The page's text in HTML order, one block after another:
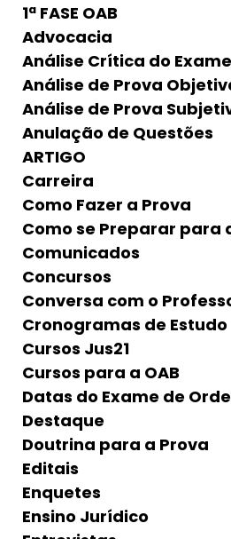
1ª FASE OAB
Advocacia
Análise Crítica do Exame
Análise de Prova
Análise de Prova
Anulação de Questões
ARTIGO
Carreira
Como Fazer a Prova
Como se Preparar para
Comunicados
Concursos
Conversa com o
Cronogramas de Estudo
Cursos Jus21
Cursos para a OAB
Datas do Exame de
Destaque
Doutrina para a Prova
Editais
Enquetes
Ensino Jurídico